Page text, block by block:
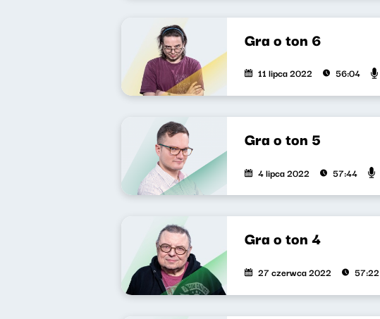
Gra o ton 6
11 lipca 2022 56:04
Gra o ton 5
4 lipca 2022 57:44
Gra o ton 4
27 czerwca 2022 57:22